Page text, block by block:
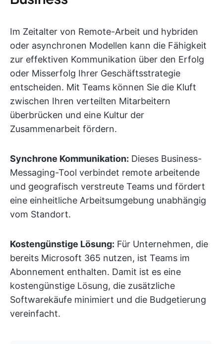
Im Zeitalter von Remote-Arbeit und hybriden
oder asynchronen Modellen kann die Fähigkeit
zur effektiven Kommunikation über den Erfolg
oder Misserfolg Ihrer Geschäftsstrategie
entscheiden. Mit Teams können Sie die Kluft
zwischen Ihren verteilten Mitarbeitern
überbrücken und eine Kultur der
Zusammenarbeit fördern.
Synchrone Kommunikation: Dieses Business-
Messaging-Tool verbindet remote arbeitende
und geografisch verstreute Teams und fördert
eine einheitliche Arbeitsumgebung unabhängig
vom Standort.
Kostengünstige Lösung: Für Unternehmen, die
bereits Microsoft 365 nutzen, ist Teams im
Abonnement enthalten. Damit ist es eine
kostengünstige Lösung, die zusätzliche
Softwarekäufe minimiert und die Budgetierung
vereinfacht.